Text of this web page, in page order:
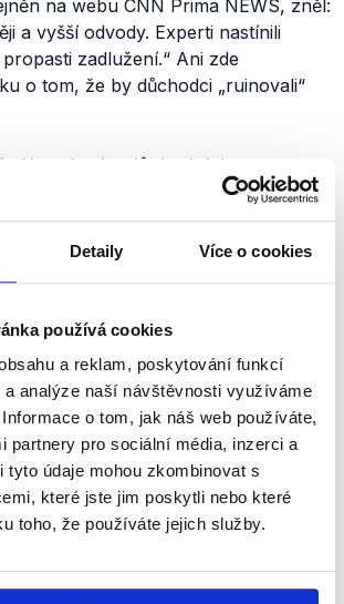
Detaily Více o cookies
používá cookies
a reklam, poskytování funkcí
analýze naší návštěvnosti využíváme
o tom, jak náš web používáte,
partnery pro sociální média, inzerci a
tyto údaje mohou zkombinovat s
které jste jim poskytli nebo které
toho, že používáte jejich služby.
na webu CNN Prima NEWS, zněl:
a vyšší odvody. Experti nastínili
zadlužení.“ Ani zde
o tom, že by důchodci „ruinovali“
Nerudové o důchodcích
nepoužila slova, která jí příspěvek
jiných veřejných vyjádřeních.
archivů.
důchodce v minulosti označovala za
důchodového systému,
Namísto seniorů vinila
politiky. Například v červenci
Český rozhlas prohlásila, že
trpěli neschopností všech
přijít se systémovou reformou
otázek v minulostioznačovalaza